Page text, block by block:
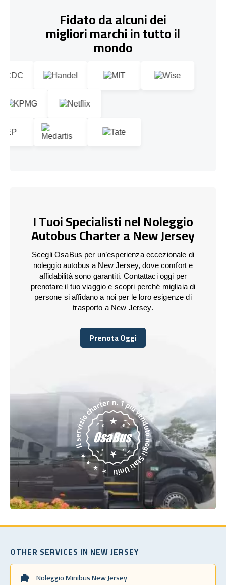
Fidato da alcuni dei
migliori marchi in tutto il
mondo
I Tuoi Specialisti nel Noleggio
Autobus Charter a New Jersey
Scegli OsaBus per un’esperienza eccezionale di
noleggio autobus a New Jersey, dove comfort e
affidabilità sono garantiti. Contattaci oggi per
prenotare il tuo viaggio e scopri perché migliaia di
persone si affidano a noi per le loro esigenze di
trasporto a New Jersey.
Prenota Oggi
Prenota Oggi
OTHER SERVICES IN NEW JERSEY
Noleggio Minibus New Jersey